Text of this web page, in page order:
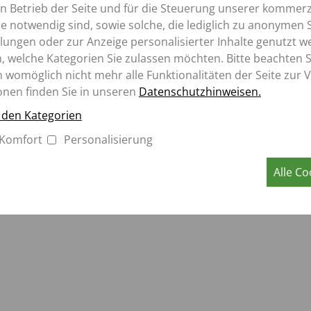
Betrieb der Seite und für die Steuerung unserer
notwendig sind, sowie solche, die lediglich zu anonymen
oder zur Anzeige personalisierter Inhalte genutzt
welche Kategorien Sie zulassen möchten. Bitte beachten
womöglich nicht mehr alle Funktionalitäten der Seite zur
finden Sie in unseren Datenschutzhinweisen.
Kategorien
Komfort Personalisierung
Alle
ROLLBANDWAGEN
Aperion
Dazu gehören dann neben den Soll-Ist-Vergleichen
ausgebaut werden, um beispielsweise auch für
für den Kunden zu generieren. Besuchen Sie uns